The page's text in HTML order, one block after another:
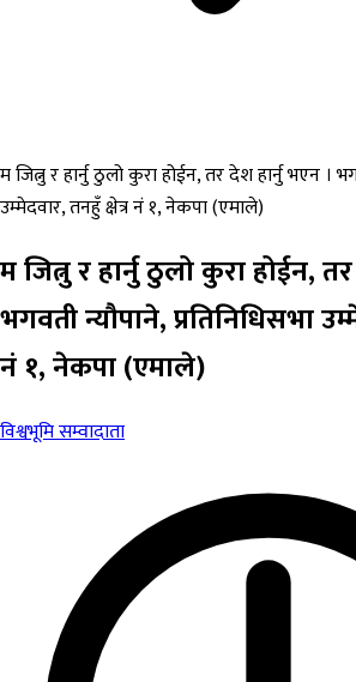
म जित्नु र हार्नु ठुलो कुरा होईन, तर देश हार्नु भएन ।
उम्मेदवार, तनहुँ क्षेत्र नं १, नेकपा (एमाले)
म जित्नु र हार्नु ठुलो कुरा होईन,
भगवती न्यौपाने, प्रतिनिधिसभा
नं १, नेकपा (एमाले)
विश्वभूमि सम्वादाता